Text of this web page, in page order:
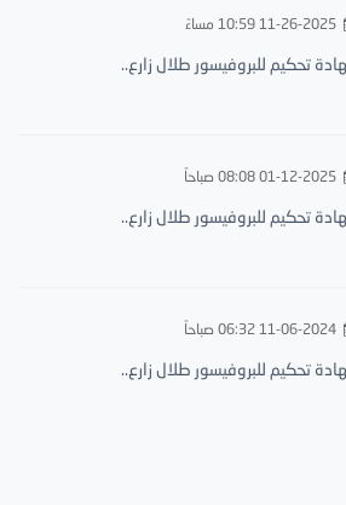
11-26-2025 10:59 مساءً
تحكيم للبروفيسور طلال زارع..
01-12-2025 08:08 صباحاً
تحكيم للبروفيسور طلال زارع..
11-06-2024 06:32 صباحاً
تحكيم للبروفيسور طلال زارع..